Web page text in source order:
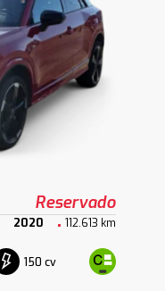
Reservado
2020 112.613 km
150 cv